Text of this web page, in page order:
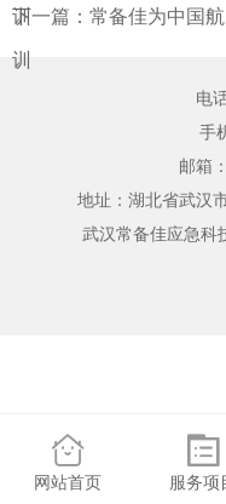
训
下一篇： 常备佳为中国
训
电
手
邮箱
地址：湖北省武汉
武汉常备佳应急科

网站首页

服务项